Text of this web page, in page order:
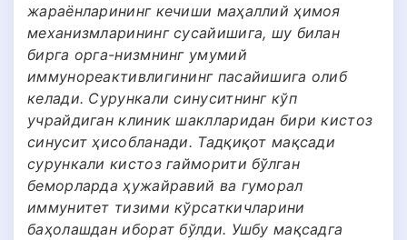
жараёнларининг кечиши маҳаллий ҳимоя
механизмларининг сусайишига, шу билан
бирга орга-низмнинг умумий
иммунореактивлигининг пасайишига олиб
келади. Сурункали синуситнинг кўп
учрайдиган клиник шаклларидан бири кистоз
синусит ҳисобланади. Тадқиқот мақсади
сурункали кистоз гайморити бўлган
беморларда ҳужайравий ва гуморал
иммунитет тизими кўрсаткичларини
баҳолашдан иборат бўлди. Ушбу мақсадга